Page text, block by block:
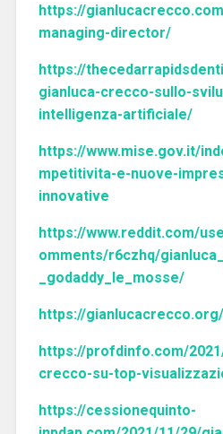
https://
managing-director/
https://
gianluca-crecco-sullo-
intelligenza-artificiale/
https://www.mise.gov.it/
mpetitivita-e-nuove-
innovative
https://www.reddit.com/
omments/r6czhq/
_godaddy_le_mosse/
https://gianlucacrecco.org/
https://profdinfo.com/
crecco-su-top-
https://cessionequinto-